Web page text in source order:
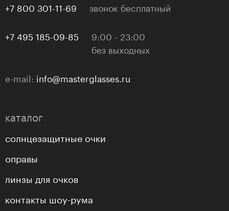
+7 800 301-11-69 звонок бесплатный
+7 495 185-09-85
9:00 - 23:00
без выходных
e-mail: info@masterglasses.ru
каталог
солнцезащитные очки
оправы
линзы для очков
контакты шоу-рума